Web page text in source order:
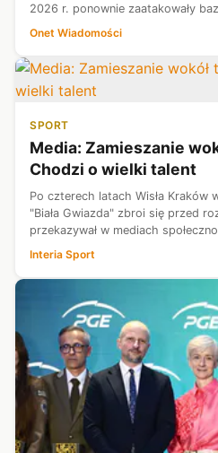
2026 r. ponownie zaatakowały
koncentruje się właśnie na takich
Onet Wiadomości
SPORT
Media: Zamieszanie
Chodzi o wielki talent
Po czterech latach Wisła Kraków
"Biała Gwiazda" zbroi się przed
przekazywał w mediach
Królewski, do drużyny trafić ma
skrzydłowy z Gwinei. Porta...
Interia Sport